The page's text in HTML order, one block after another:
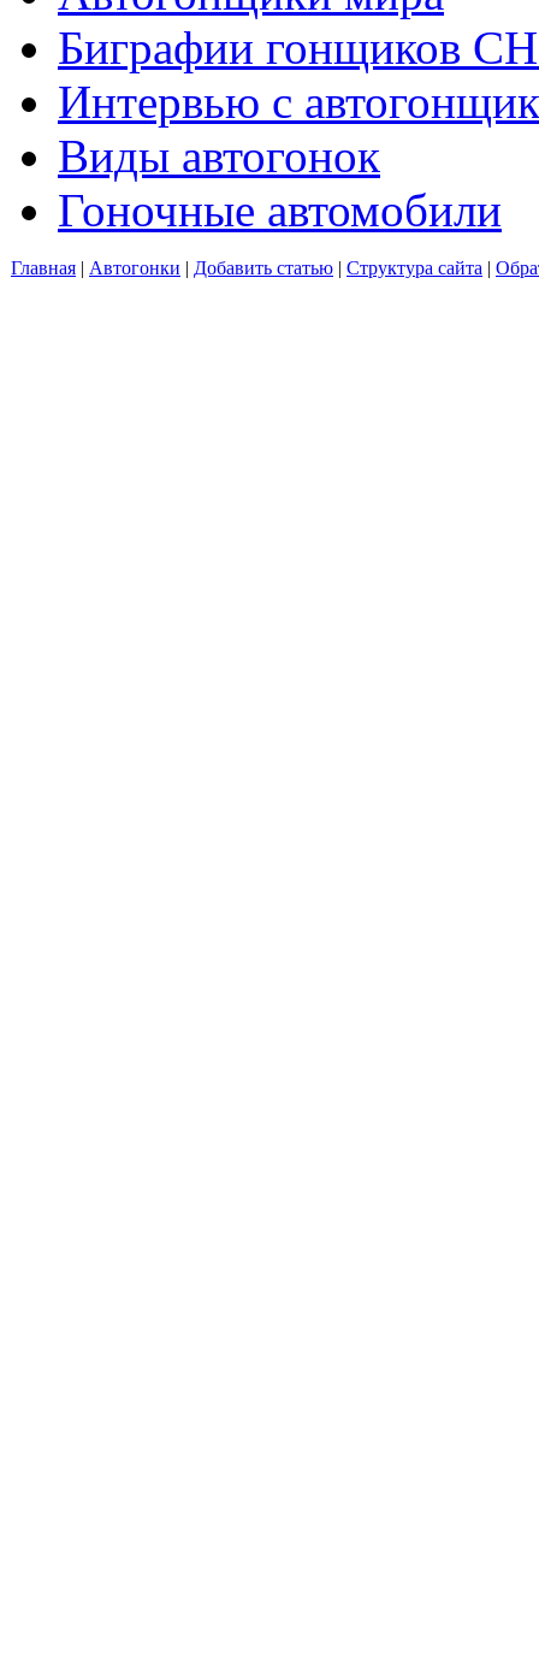
Биграфии гонщиков
Интервью с
Виды автогонок
Гоночные автомобили
Главная | Автогонки | Добавить статью | Структура сайта |